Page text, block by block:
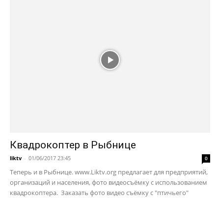
Квадрокоптер в Рыбнице
liktv - 01/06/2017 23:45 0
Теперь и в Рыбнице. www.Liktv.org предлагает для предприятий,
организаций и населения, фото видеосъёмку с использованием
квадрокоптера. Заказать фото видео съёмку с "птичьего"